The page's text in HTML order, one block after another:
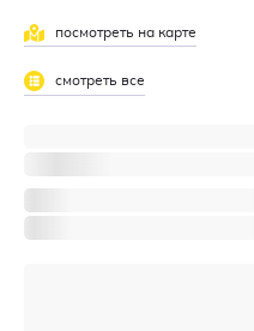
посмотреть на карте
смотреть все